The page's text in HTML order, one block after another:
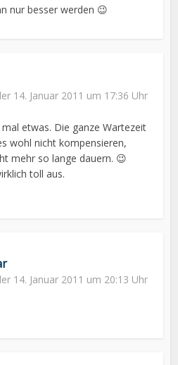
nur besser werden 😉
14. Januar 2011 um 17:36 Uhr
etwas. Die ganze Wartezeit
wohl nicht kompensieren,
mehr so lange dauern. 😉
toll aus.
14. Januar 2011 um 20:13 Uhr